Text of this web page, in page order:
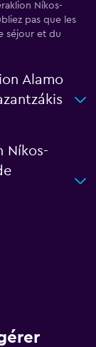
Níkos-
pas que les
séjour et du
Alamo
Níkos-